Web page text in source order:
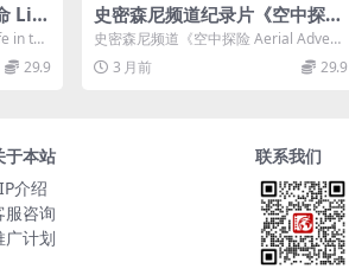
Life
集
动物
in the
29.9
史密森尼频道纪录片《空中探险
Aerial Adventures 2023》第
一季全12集 英语中英双字 无水
印纯净版 1080P/MKV/37.9G
史密森尼频道《空中探险 Aerial Advent
ures 2023》第一季全1...
3 月前 29.9
于本站
介绍
服咨询
广计划
联系我们